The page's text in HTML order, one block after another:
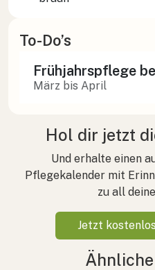
To-Do’s
Frühjahrspflege
März bis April
Hol dir jetzt
Und erhalte einen
Pflegekalender mit
zu all
Jetzt